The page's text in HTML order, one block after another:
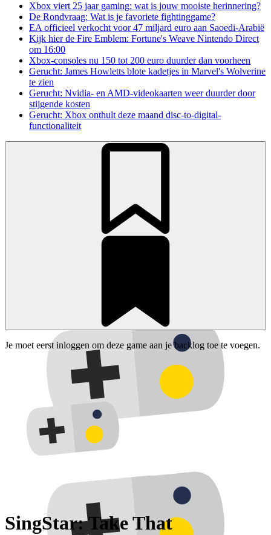
Xbox viert 25 jaar gaming: wat is jouw mooiste herinnering?
De Rondvraag: Wat is je favoriete fightinggame?
EA officieel verkocht voor 47 miljard euro aan Saoedi-Arabië
Kijk hier de Fire Emblem: Fortune's Weave Nintendo Direct
om 16:00
Xbox-consoles nu 150 tot 200 euro duurder dan voorheen
Gerucht: James Howletts blote kadetjes in Marvel's Wolverine
te zien
Gerucht: Nvidia- en AMD-videokaarten weer duurder door
stijgende kosten
Gerucht: Xbox onthult deze maand disc-to-digital-
functionaliteit
Je moet eerst inloggen om deze game aan je backlog toe te voegen.
SingStar: Take That